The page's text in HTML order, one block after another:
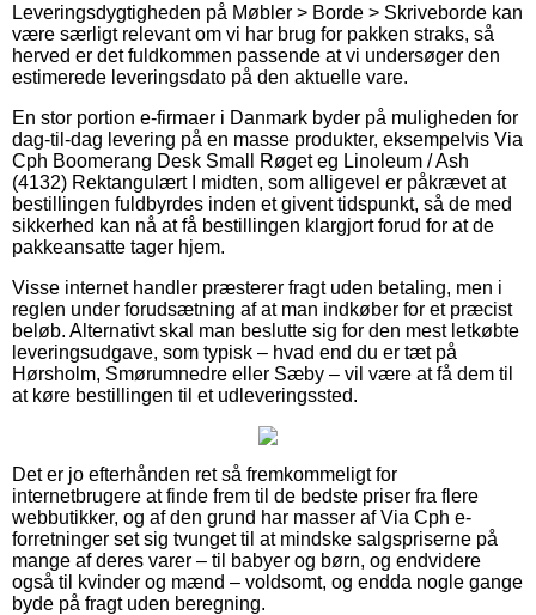
Leveringsdygtigheden på Møbler > Borde > Skriveborde kan
være særligt relevant om vi har brug for pakken straks, så
herved er det fuldkommen passende at vi undersøger den
estimerede leveringsdato på den aktuelle vare.
En stor portion e-firmaer i Danmark byder på muligheden for
dag-til-dag levering på en masse produkter, eksempelvis Via
Cph Boomerang Desk Small Røget eg Linoleum / Ash
(4132) Rektangulært I midten, som alligevel er påkrævet at
bestillingen fuldbyrdes inden et givent tidspunkt, så de med
sikkerhed kan nå at få bestillingen klargjort forud for at de
pakkeansatte tager hjem.
Visse internet handler præsterer fragt uden betaling, men i
reglen under forudsætning af at man indkøber for et præcist
beløb. Alternativt skal man beslutte sig for den mest letkøbte
leveringsudgave, som typisk – hvad end du er tæt på
Hørsholm, Smørumnedre eller Sæby – vil være at få dem til
at køre bestillingen til et udleveringssted.
Det er jo efterhånden ret så fremkommeligt for
internetbrugere at finde frem til de bedste priser fra flere
webbutikker, og af den grund har masser af Via Cph e-
forretninger set sig tvunget til at mindske salgspriserne på
mange af deres varer – til babyer og børn, og endvidere
også til kvinder og mænd – voldsomt, og endda nogle gange
byde på fragt uden beregning.